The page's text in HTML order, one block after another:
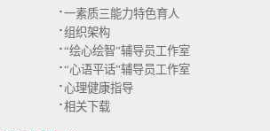
·一素质三能力特色育人
·组织架构
·“绘心绘智”辅导员工作室
·“心语平话”辅导员工作室
·心理健康指导
·相关下载